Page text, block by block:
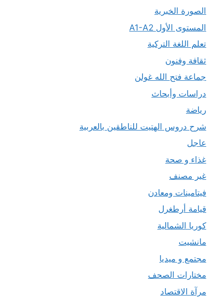
الصورة الخبرية
المستوى الأول A1-A2
تعلم اللغة التركية
ثقافة وفنون
جماعة فتح الله غولن
دراسات وأبحاث
رياضة
شرح دروس الهتيت للناطقين بالعربية
عاجل
غذاء و صحة
غير مصنف
فيتامينات ومعادن
قيامة أرطغرل
كوريا الشمالية
مانشيت
مجتمع و ميديا
مختارات الصحف
مرآة الاقتصاد